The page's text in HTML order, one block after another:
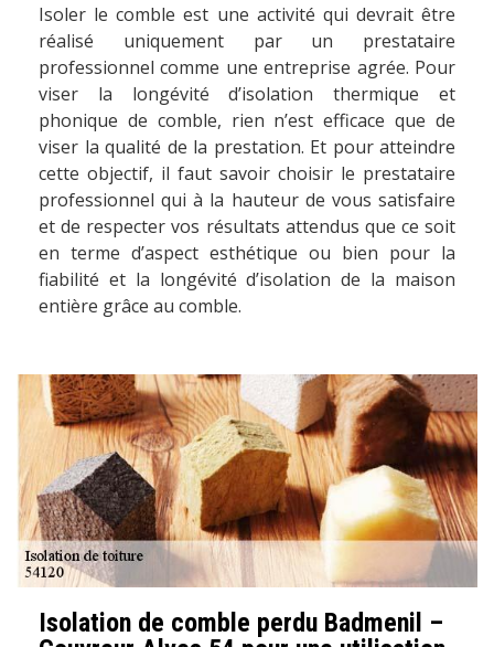
Isoler le comble est une activité qui devrait être
réalisé uniquement par un prestataire
professionnel comme une entreprise agrée. Pour
viser la longévité d’isolation thermique et
phonique de comble, rien n’est efficace que de
viser la qualité de la prestation. Et pour atteindre
cette objectif, il faut savoir choisir le prestataire
professionnel qui à la hauteur de vous satisfaire
et de respecter vos résultats attendus que ce soit
en terme d’aspect esthétique ou bien pour la
fiabilité et la longévité d’isolation de la maison
entière grâce au comble.
Isolation de comble perdu Badmenil –